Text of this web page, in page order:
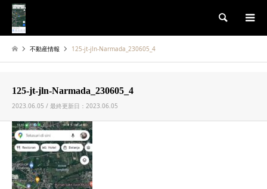
検索
不動産情報 125-jt-jln-Narmada_230605_4
125-jt-jln-Narmada_230605_4
2023.06.05 / 最終更新日：2023.06.05